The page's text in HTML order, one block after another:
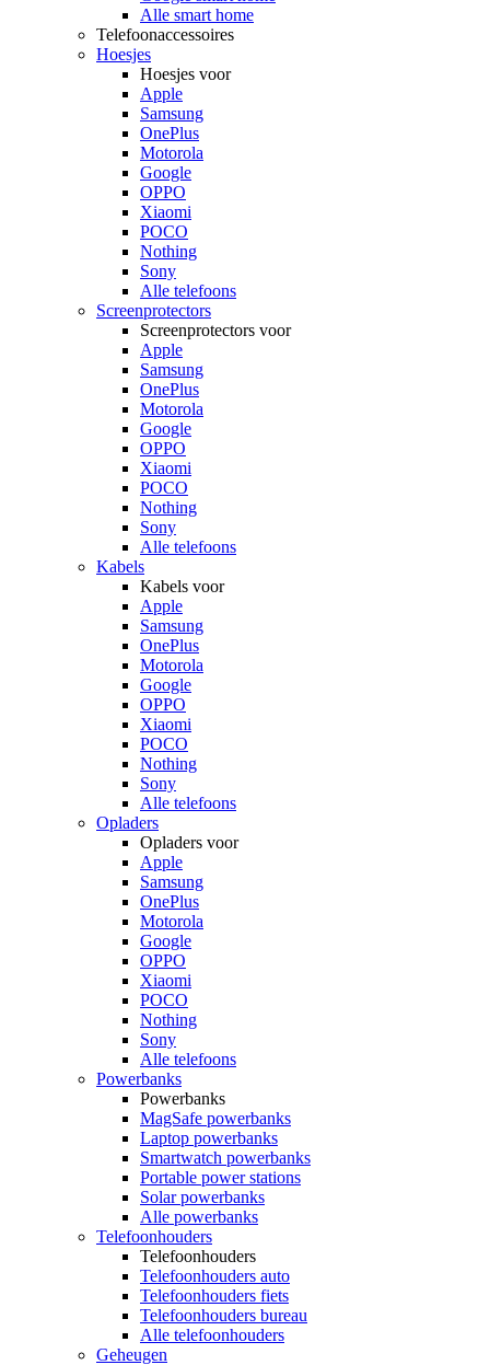
Alle smart home
Telefoonaccessoires
Hoesjes
Hoesjes voor
Apple
Samsung
OnePlus
Motorola
Google
OPPO
Xiaomi
POCO
Nothing
Sony
Alle telefoons
Screenprotectors
Screenprotectors voor
Apple
Samsung
OnePlus
Motorola
Google
OPPO
Xiaomi
POCO
Nothing
Sony
Alle telefoons
Kabels
Kabels voor
Apple
Samsung
OnePlus
Motorola
Google
OPPO
Xiaomi
POCO
Nothing
Sony
Alle telefoons
Opladers
Opladers voor
Apple
Samsung
OnePlus
Motorola
Google
OPPO
Xiaomi
POCO
Nothing
Sony
Alle telefoons
Powerbanks
Powerbanks
MagSafe powerbanks
Laptop powerbanks
Smartwatch powerbanks
Portable power stations
Solar powerbanks
Alle powerbanks
Telefoonhouders
Telefoonhouders
Telefoonhouders auto
Telefoonhouders fiets
Telefoonhouders bureau
Alle telefoonhouders
Geheugen